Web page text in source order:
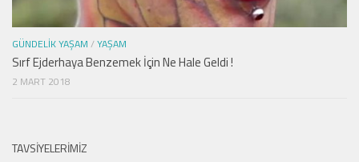
GÜNDELIK YAŞAM /YAŞAM
Sırf Ejderhaya Benzemek İçin Ne Hale Geldi !
2 MART 2018
TAVSIYELERIMIZ